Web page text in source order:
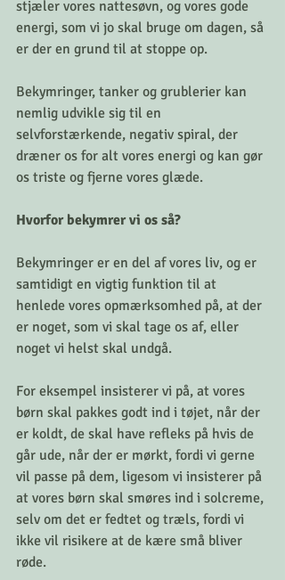
stjæler vores nattesøvn, og vores gode
energi, som vi jo skal bruge om dagen, så
er der en grund til at stoppe op.
Bekymringer, tanker og grublerier kan
nemlig udvikle sig til en
selvforstærkende, negativ spiral, der
dræner os for alt vores energi og kan gør
os triste og fjerne vores glæde.
Hvorfor bekymrer vi os så?
Bekymringer er en del af vores liv, og er
samtidigt en vigtig funktion til at
henlede vores opmærksomhed på, at der
er noget, som vi skal tage os af, eller
noget vi helst skal undgå.
For eksempel insisterer vi på, at vores
børn skal pakkes godt ind i tøjet, når der
er koldt, de skal have refleks på hvis de
går ude, når der er mørkt, fordi vi gerne
vil passe på dem, ligesom vi insisterer på
at vores børn skal smøres ind i solcreme,
selv om det er fedtet og træls, fordi vi
ikke vil risikere at de kære små bliver
røde.